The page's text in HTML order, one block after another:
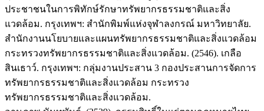
ประชาชนในการพิทักษ์รักษาทรัพยากรธรรมชาติและสิ่ง
แวดล้อม. กรุงเทพฯ: สำนักพิมพ์แห่งจุฬาลงกรณ์ มหาวิทยาลัย.
สำนักงานนโยบายและแผนทรัพยากรธรรมชาติและสิ่งแวดล้อม
กระทรวงทรัพยากรธรรมชาติและสิ่งแวดล้อม. (2546). เกลือ
สินเธาว์. กรุงเทพฯ: กลุ่มงานประสาน 3 กองประสานการจัดการ
ทรัพยากรธรรมชาติและสิ่งแวดล้อม กระทรวง
ทรัพยากรธรรมชาติและสิ่งแวดล้อม.